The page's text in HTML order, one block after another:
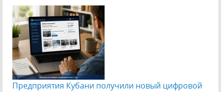
Предприятия Кубани получили новый цифровой